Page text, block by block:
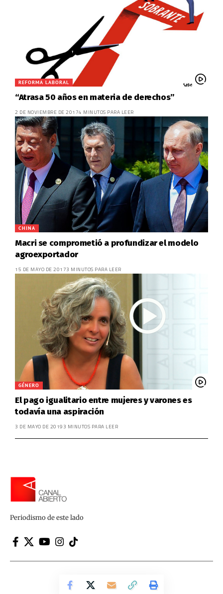
REFORMA LABORAL
“Atrasa 50 años en materia de derechos”
2 DE NOVIEMBRE DE 20174 MINUTOS PARA LEER
CHINA
Macri se comprometió a profundizar el modelo
agroexportador
15 DE MAYO DE 20173 MINUTOS PARA LEER
GÉNERO
El pago igualitario entre mujeres y varones es
todavía una aspiración
3 DE MAYO DE 2019 3 MINUTOS PARA LEER
Periodismo de este lado
Canal Abierto | Periodismo de este lado